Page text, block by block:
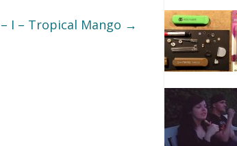
I – Tropical Mango →